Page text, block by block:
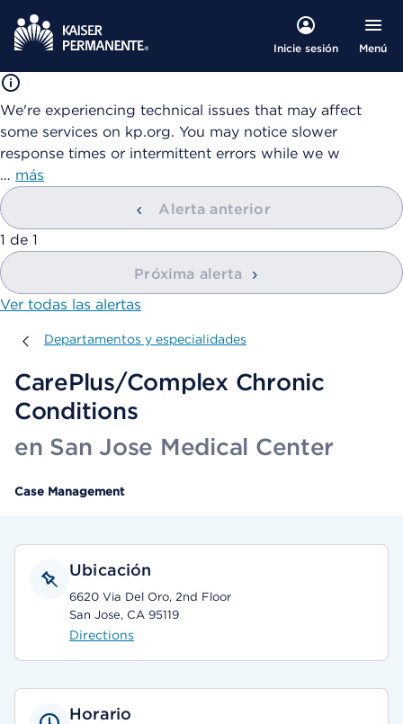
Inicie sesión Menú
We're experiencing technical issues that may affect
some services on kp.org. You may notice slower
response times or intermittent errors while we w
… más
Alerta anterior
mostrando
1 de 1
Próxima alerta
Ver todas las alertas
Departamentos y especialidades
Departamentos y especialidades
CarePlus/Complex Chronic
Conditions
en San Jose Medical Center
Case Management
Ubicación
6620 Via Del Oro, 2nd Floor
San Jose, CA 95119
Directions
Horario